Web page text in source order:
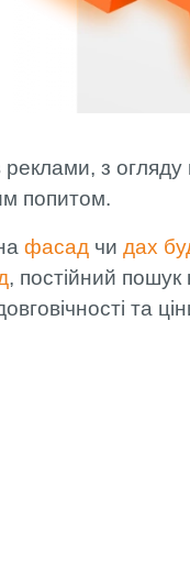
з огляду
попитом.
фасад чи дах
, постійний пошук
та